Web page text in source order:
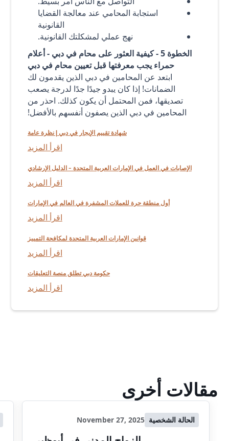
استجابة المحامي عند معالجة القضايا
القانونية
نهج عملي لمشكلتك القانونية.
الخطوة 5 - كيفية العثور على محام في دبي - أعلام
حمراء يجب معرفتها قبل تعيين محام في دبي
ابتعد عن المحامين في دبي الذين يقدمون لك
الضمانات! إذا كان يبدو جيدًا جدًا لدرجة يصعب
تصديقها، فمن المحتمل أن يكون كذلك. احذر من
المحامين في دبي الذين يصفون أنفسهم بالأفضل!
شهادة تقييم الإيجار في دبي | نظرة عامة
اقرأ المزيد
الإصابات في العمل في الإمارات العربية المتحدة - الدليل الإرشادي
اقرأ المزيد
أول منطقة حرة للعملات المشفرة في العالم في الإمارات
اقرأ المزيد
قوانين الإمارات العربية المتحدة لمكافحة التمييز
اقرأ المزيد
حكومة دبي تطلق منصة التعليقات
اقرأ المزيد
مقالات أخرى
الحالة الشخصية November 27, 2025